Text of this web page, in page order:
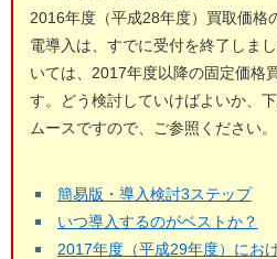
2016年度（平成28年度）買取価格
電導入は、すでに受付を終了しま
いては、2017年度以降の固定価格
す。どう検討していけばよいか、
ムースですので、ご参照ください。
簡易版・導入検討3ステップ
いつ導入するのがベストか？
2017年度（平成29年度）にお